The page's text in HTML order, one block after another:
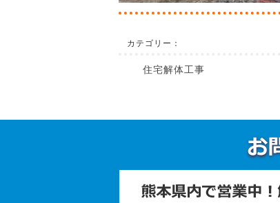
カテゴリー：
住宅解体工事